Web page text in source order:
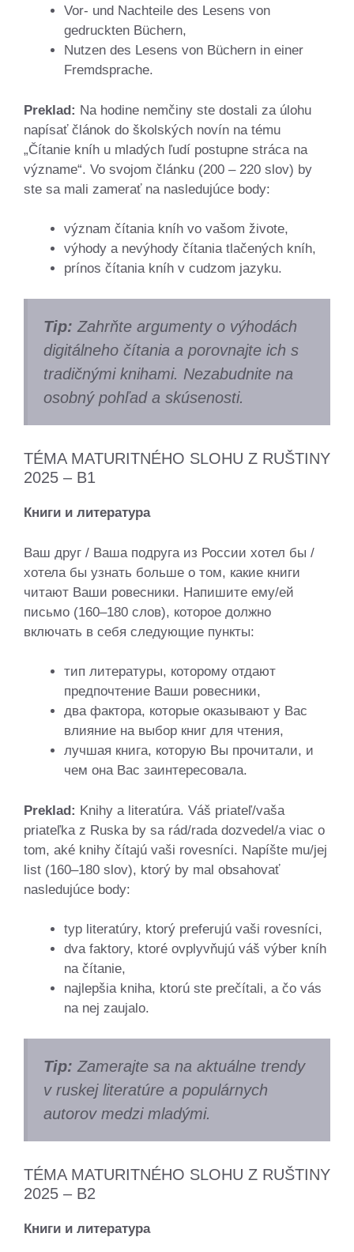
Vor- und Nachteile des Lesens von
gedruckten Büchern,
Nutzen des Lesens von Büchern in einer
Fremdsprache.
Preklad: Na hodine nemčiny ste dostali za úlohu
napísať článok do školských novín na tému
„Čítanie kníh u mladých ľudí postupne stráca na
význame“. Vo svojom článku (200 – 220 slov) by
ste sa mali zamerať na nasledujúce body:
význam čítania kníh vo vašom živote,
výhody a nevýhody čítania tlačených kníh,
prínos čítania kníh v cudzom jazyku.
Tip: Zahrňte argumenty o výhodách
digitálneho čítania a porovnajte ich s
tradičnými knihami. Nezabudnite na
osobný pohľad a skúsenosti.
TÉMA MATURITNÉHO SLOHU Z RUŠTINY
2025 – B1
Книги и литература
Ваш друг / Ваша подруга из России хотел бы /
хотела бы узнать больше о том, какие книги
читают Ваши ровесники. Напишите ему/ей
письмо (160–180 слов), которое должно
включать в себя следующие пункты:
тип литературы, которому отдают
предпочтение Ваши ровесники,
два фактора, которые оказывают y Bac
влияние на выбор книг для чтения,
лучшая книга, которую Вы прочитали, и
чем она Вас заинтересовала.
Preklad: Knihy a literatúra. Váš priateľ/vaša
priateľka z Ruska by sa rád/rada dozvedel/a viac o
tom, aké knihy čítajú vaši rovesníci. Napíšte mu/jej
list (160–180 slov), ktorý by mal obsahovať
nasledujúce body:
typ literatúry, ktorý preferujú vaši rovesníci,
dva faktory, ktoré ovplyvňujú váš výber kníh
na čítanie,
najlepšia kniha, ktorú ste prečítali, a čo vás
na nej zaujalo.
Tip: Zamerajte sa na aktuálne trendy
v ruskej literatúre a populárnych
autorov medzi mladými.
TÉMA MATURITNÉHO SLOHU Z RUŠTINY
2025 – B2
Книги и литература